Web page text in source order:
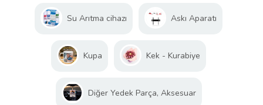
Su Arıtma cihazı Askı Aparatı
Kupa Kek - Kurabiye
Diğer Yedek Parça, Aksesuar